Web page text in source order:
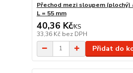
Přechod mezi sloupem
L = 55 mm
40,36 Kč/KS
33,36 Kč bez DPH
Přidat do